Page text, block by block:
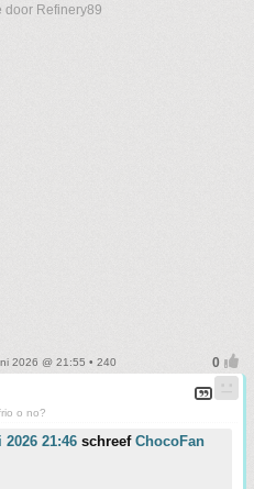
door Refinery89
2026 @ 21:55 • 240
o no?
21:46 schreef ChocoFan